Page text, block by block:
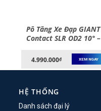
Pô Tăng Xe Đạp GIANT
Contact SLR OD2 10° –
4.990.000₫ XEM NGAY
HỆ THỐNG
Danh sách đại lý